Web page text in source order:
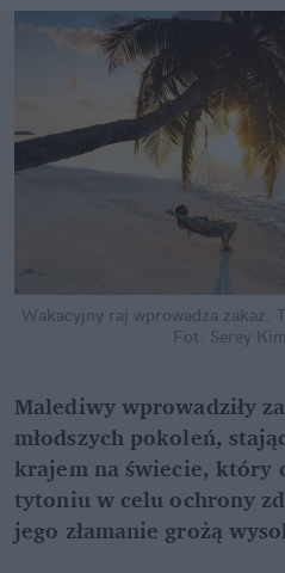
Wakacyjny raj wprowadza zakaz.
Fot. Serey
Malediwy wprowadziły
młodszych pokoleń,
krajem na świecie, który
tytoniu w celu ochrony
jego złamanie grożą